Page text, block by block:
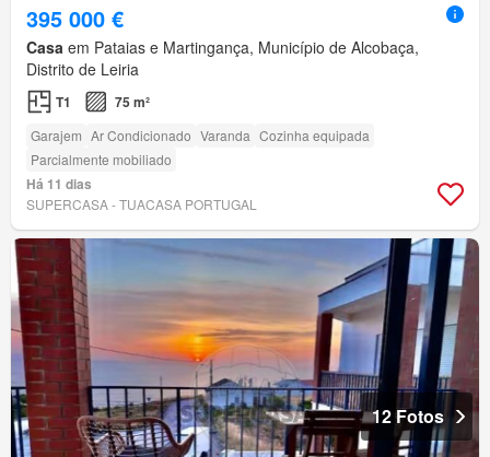
395 000 €
Casa em Pataias e Martingança, Município de Alcobaça,
Distrito de Leiria
T1 75 m²
Garajem Ar Condicionado Varanda Cozinha equipada
Parcialmente mobiliado
Há 11 dias
SUPERCASA - TUACASA PORTUGAL
12 Fotos